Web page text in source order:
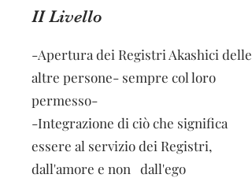
II Livello
-Apertura dei Registri Akashici delle
altre persone- sempre col loro
permesso-
-Integrazione di ciò che significa
essere al servizio dei Registri,
dall'amore e non dall'ego